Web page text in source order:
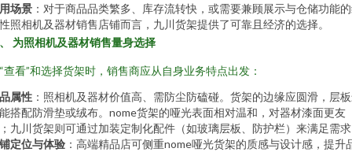
场景 ：对于商品品类繁多、库存流转快，或需要兼顾展示与仓储功能
照相机及器材销售店铺而言，九川货架提供了可靠且经济的选择。
为照相机及器材销售量身选择
查看”和选择货架时，销售商应从自身业务特点出发：
属性 ：照相机及器材价值高、需防尘防磕碰。货架的边缘应圆滑，层
搭配防滑垫或绒布。nome货架的哑光表面相对温和，对器材漆面更友
九川货架则可通过加装定制化配件（如玻璃层板、防护栏）来满足需
定位与体验 ：高端精品店可侧重nome哑光货架的质感与设计感，提升